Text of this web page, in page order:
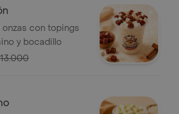
con topings
y bocadillo